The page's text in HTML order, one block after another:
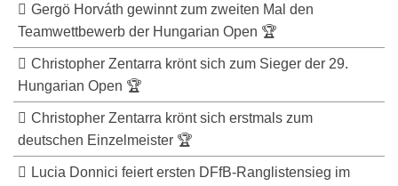
Gergö Horváth gewinnt zum zweiten Mal den
Teamwettbewerb der Hungarian Open 🏆
Christopher Zentarra krönt sich zum Sieger der 29.
Hungarian Open 🏆
Christopher Zentarra krönt sich erstmals zum
deutschen Einzelmeister 🏆
Lucia Donnici feiert ersten DFfB-Ranglistensieg im